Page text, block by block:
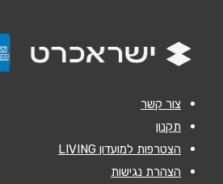
נושא
אנא חזרו אלי בקשר ל...
צור קשר
תקנון
הצטרפות למועדון LIVING
הצהרת נגישות